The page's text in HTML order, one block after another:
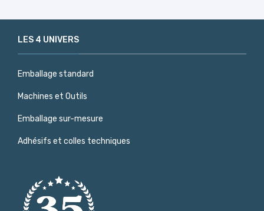
LES 4 UNIVERS
Emballage standard
Machines et Outils
Emballage sur-mesure
Adhésifs et colles techniques